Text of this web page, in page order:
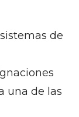
de
una de las